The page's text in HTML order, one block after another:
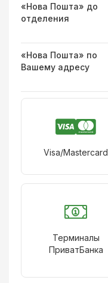
«Нова Пошта» до
отделения
«Нова Пошта» по
Вашему адресу
Visa/Mastercard
Терминалы
ПриватБанка